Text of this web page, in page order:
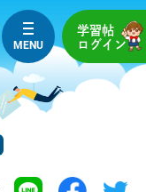
MENU
学習帖
ログイン